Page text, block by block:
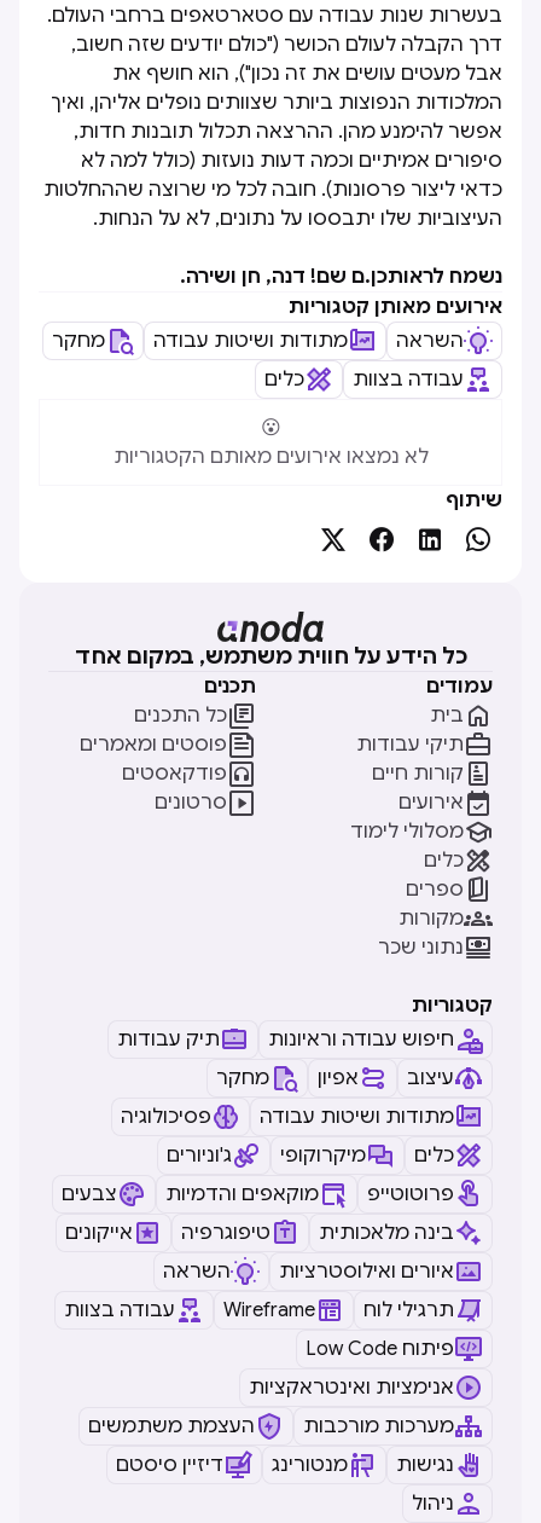
בעשרות שנות עבודה עם סטארטאפים ברחבי העולם.
דרך הקבלה לעולם הכושר ("כולם יודעים שזה חשוב,
אבל מעטים עושים את זה נכון"), הוא חושף את
המלכודות הנפוצות ביותר שצוותים נופלים אליהן, ואיך
אפשר להימנע מהן. ההרצאה תכלול תובנות חדות,
סיפורים אמיתיים וכמה דעות נועזות (כולל למה לא
כדאי ליצור פרסונות). חובה לכל מי שרוצה שההחלטות
העיצוביות שלו יתבססו על נתונים, לא על הנחות.
נשמח לראותכן.ם שם! דנה, חן ושירה.
אירועים מאותן קטגוריות
השראה
מתודות ושיטות עבודה
מחקר
עבודה בצוות
כלים
😮
לא נמצאו אירועים מאותם הקטגוריות
שיתוף




כל הידע על חווית משתמש, במקום אחד
עמודים
בית 
תיקי עבודות
קורות חיים 
אירועים 
מסלולי לימוד
כלים
ספרים 
מקורות
נתוני שכר
תכנים
כל התכנים
פוסטים ומאמרים
פודקאסטים
סרטונים
קטגוריות
חיפוש עבודה וראיונות
תיק עבודות
עיצוב
אפיון
מחקר
מתודות ושיטות עבודה
פסיכולוגיה
כלים
מיקרוקופי
ג'וניורים
פרוטוטייפ
מוקאפים והדמיות
צבעים
בינה מלאכותית
טיפוגרפיה
אייקונים
איורים ואילוסטרציות
השראה
תרגילי לוח
Wireframe
עבודה בצוות
Low Code פיתוח
אנימציות ואינטראקציות
מערכות מורכבות
העצמת משתמשים
נגישות
מנטורינג
דיזיין סיסטם
ניהול